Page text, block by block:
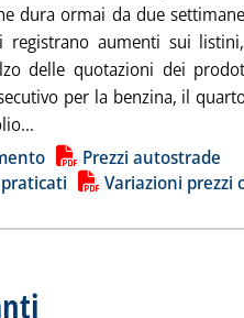
dura ormai da due
registrano aumenti sui
delle quotazioni dei
per la benzina, il
Leggi tutta la notizia:
Prezzi autostrade
Variazioni prezzi